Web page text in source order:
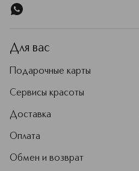
Для вас
Подарочные карты
Сервисы красоты
Доставка
Оплата
Обмен и возврат